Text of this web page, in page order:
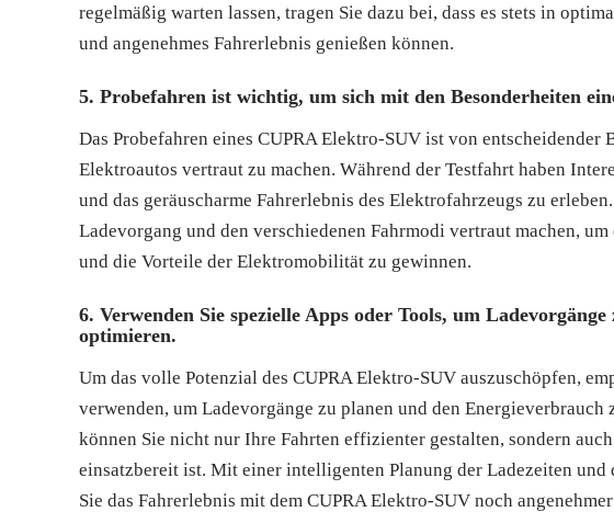
regelmäßig warten lassen, tragen Sie dazu bei, dass es stets in
und angenehmes Fahrerlebnis genießen können.
5. Probefahren ist wichtig, um sich mit den Besonderheiten
Das Probefahren eines CUPRA Elektro-SUV ist von entscheidender
Elektroautos vertraut zu machen. Während der Testfahrt haben
und das geräuscharme Fahrerlebnis des Elektrofahrzeugs zu
Ladevorgang und den verschiedenen Fahrmodi vertraut machen,
und die Vorteile der Elektromobilität zu gewinnen.
6. Verwenden Sie spezielle Apps oder Tools, um
optimieren.
Um das volle Potenzial des CUPRA Elektro-SUV auszuschöpfen,
verwenden, um Ladevorgänge zu planen und den
können Sie nicht nur Ihre Fahrten effizienter gestalten, sondern
einsatzbereit ist. Mit einer intelligenten Planung der Ladezeiten
Sie das Fahrerlebnis mit dem CUPRA Elektro-SUV noch